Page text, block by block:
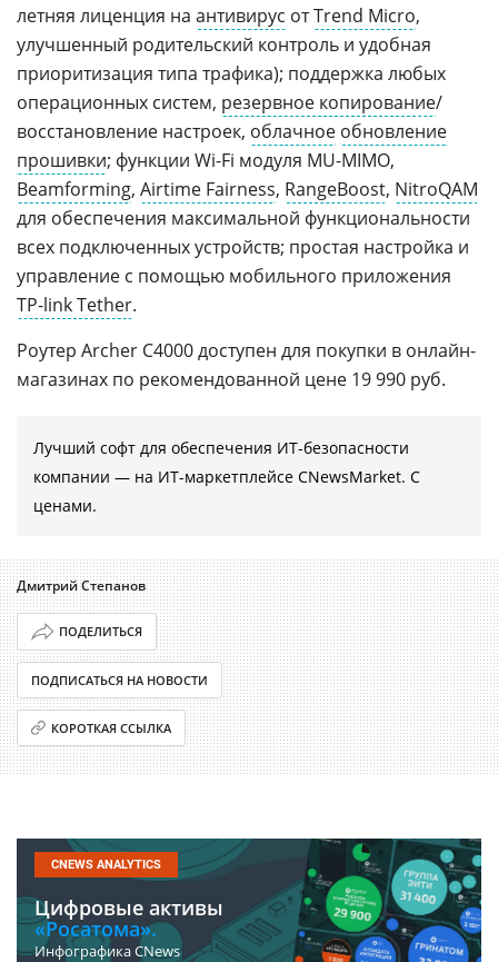
летняя лиценция на антивирус отTrend Micro,
улучшенный родительский контроль и удобная
приоритизация типа трафика); поддержка любых
операционных систем, резервное копирование/
восстановление настроек, облачное обновление
прошивки; функции Wi-Fi модуля MU-MIMO,
Beamforming, Airtime Fairness, RangeBoost, NitroQAM
для обеспечения максимальной функциональности
всех подключенных устройств; простая настройка и
управление с помощью мобильного приложения
TP-link Tether.
Роутер Archer C4000 доступен для покупки в онлайн-
магазинах по рекомендованной цене 19 990 руб.
Лучший софт для обеспечения ИТ-безопасности
компании ― на ИТ-маркетплейсе CNewsMarket. С
ценами.
Дмитрий Степанов
ПОДЕЛИТЬСЯ
ПОДПИСАТЬСЯ НА НОВОСТИ
КОРОТКАЯ ССЫЛКА
CNEWS ANALYTICS
Цифровые активы
«Росатома».
Инфографика CNews